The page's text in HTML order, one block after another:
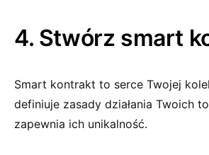
4. Stwórz smart
Smart kontrakt to serce Twojej
definiuje zasady działania Twoich
zapewnia ich unikalność.